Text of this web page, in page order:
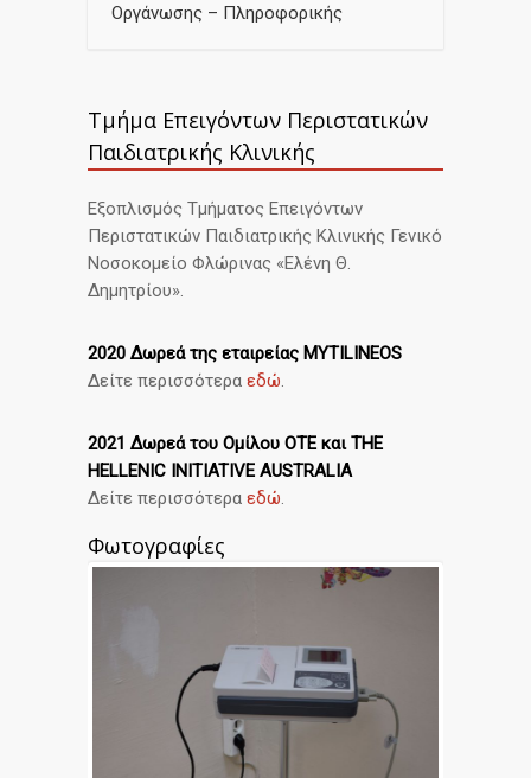
Οργάνωσης – Πληροφορικής
Τμήμα Επειγόντων Περιστατικών
Παιδιατρικής Κλινικής
Εξοπλισμός Τμήματος Επειγόντων
Περιστατικών Παιδιατρικής Κλινικής Γενικό
Νοσοκομείο Φλώρινας «Ελένη Θ.
Δημητρίου».
2020 Δωρεά της εταιρείας MYTILINEOS
Δείτε περισσότερα εδώ
2021 Δωρεά του Ομίλου ΟΤΕ και THE
HELLENIC INITIATIVE AUSTRALIA
Δείτε περισσότερα εδώ
Φωτογραφίες
Next